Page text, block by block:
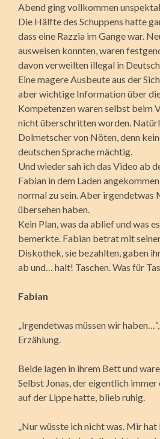
Abend ging vollkommen
Die Hälfte des Schuppens hatte
dass eine Razzia im Gange war.
ausweisen konnten, waren
davon verweilten illegal in
Eine magere Ausbeute aus der
aber wichtige Information über
Kompetenzen waren selbst beim
nicht überschritten worden.
Dolmetscher von Nöten, denn
deutschen Sprache mächtig.
Und wieder sah ich das Video ab
Fabian in dem Laden
normal zu sein. Aber irgendetwas
übersehen haben.
Kein Plan, was da ablief und was
bemerkte. Fabian betrat mit
Diskothek, sie bezahlten, gaben
ab und… halt! Taschen. Was für
Fabian
„Irgendetwas müssen wir
Erzählung.
Beide lagen in ihrem Bett und
Selbst Jonas, der eigentlich immer
auf der Lippe hatte, blieb ruhig.
„Nur wüsste ich nicht was. Mir